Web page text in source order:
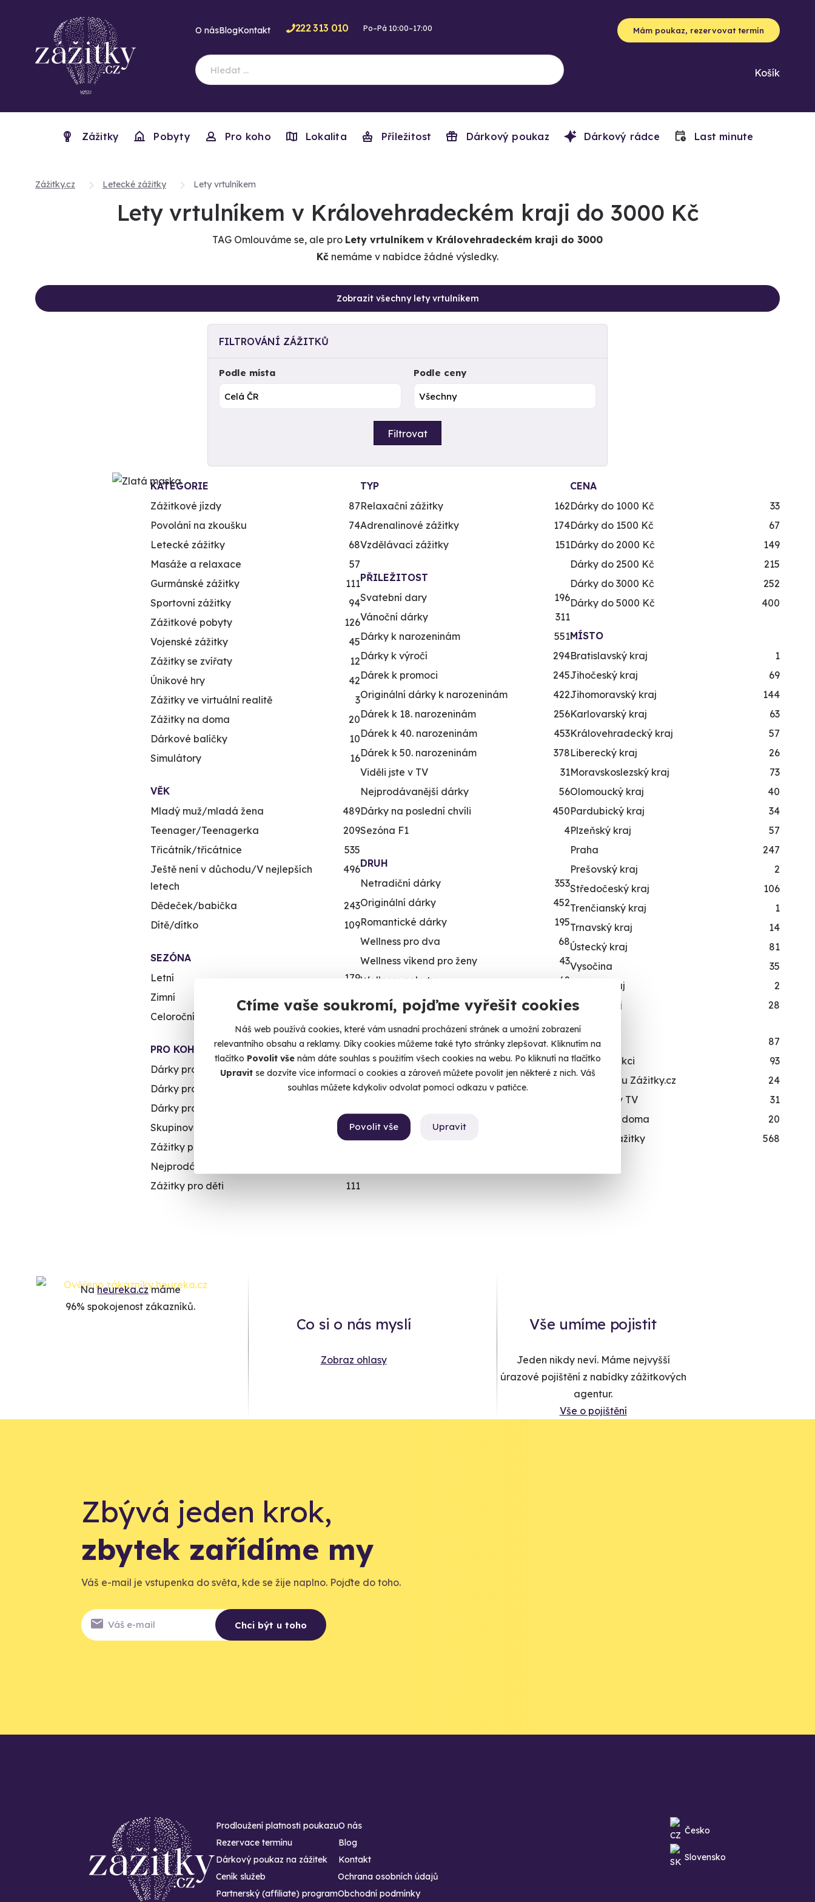
Ctíme vaše soukromí, pojďme vyřešit cookies
Náš web používá cookies, které vám usnadní procházení stránek a umožní zobrazení
relevantního obsahu a reklamy. Díky cookies můžeme také tyto stránky zlepšovat. Kliknutím na
tlačítko Povolit vše nám dáte souhlas s použitím všech cookies na webu. Po kliknutí na tlačítko
Upravitse dozvíte více informací o cookies a zároveň můžete povolit jen některé z nich. Váš
souhlas můžete kdykoliv odvolat pomocí odkazu v patičce.
Upravit
Povolit vše
O násBlogKontakt 222 313 010 Po–Pá 10:00–17:00 Mám poukaz, rezervovat termín
Košík
Zážitky Pobyty Pro koho Lokalita Příležitost Dárkový poukaz Dárkový rádce Last minute
Zážitky.cz Letecké zážitky Lety vrtulníkem
Lety vrtulníkem v Královehradeckém kraji do 3000 Kč
TAG Omlouváme se, ale pro Lety vrtulníkem v Královehradeckém kraji do 3000
Kč nemáme v nabídce žádné výsledky.
Zobrazit všechny lety vrtulníkem
FILTROVÁNÍ ZÁŽITKŮ
Podle místa Podle ceny
Filtrovat
KATEGORIE
Zážitkové jízdy
87
Povolání na zkoušku
74
Letecké zážitky
68
Masáže a relaxace
57
Gurmánské zážitky
111
Sportovní zážitky
94
Zážitkové pobyty
126
Vojenské zážitky
45
Zážitky se zvířaty
12
Únikové hry
42
Zážitky ve virtuální realitě
3
Zážitky na doma
20
Dárkové balíčky
10
Simulátory
16
VĚK
Mladý muž/mladá žena
489
Teenager/Teenagerka
209
Třicátník/třicátnice
535
Ještě není v důchodu/V nejlepších
letech
496
Dědeček/babička
243
Dítě/dítko
109
SEZÓNA
Letní
179
Zimní
14
Celoroční
PRO KOHO
Dárky pro muže
492
Dárky pro ženy
421
Dárky pro dva
Skupinové zážitky
443
Zážitky pro handicapované
Nejprodávanější dárky pro muže
Zážitky pro děti
111
TYP
Relaxační zážitky
162
Adrenalinové zážitky
174
Vzdělávací zážitky
151
PŘILEŽITOST
Svatební dary
196
Vánoční dárky
311
Dárky k narozeninám
551
Dárky k výročí
294
Dárek k promoci
245
Originální dárky k narozeninám
422
Dárek k 18. narozeninám
256
Dárek k 40. narozeninám
453
Dárek k 50. narozeninám
378
Viděli jste v TV
31
Nejprodávanější dárky
56
Dárky na poslední chvíli
450
Sezóna F1
4
DRUH
Netradiční dárky
353
Originální dárky
452
Romantické dárky
195
Wellness pro dva
68
Wellness víkend pro ženy
43
Wellness pobyty
62
Wellness víkend
54
Víkendové pobyty pro dva
89
Romantika pro dva
141
Romantické pobyty pro dva
104
Vlajkové zážitky
Vodní a ochlazující zážitky
CENA
Dárky do 1000 Kč
33
Dárky do 1500 Kč
67
Dárky do 2000 Kč
149
Dárky do 2500 Kč
215
Dárky do 3000 Kč
252
Dárky do 5000 Kč
400
MÍSTO
Bratislavský kraj
1
Jihočeský kraj
69
Jihomoravský kraj
144
Karlovarský kraj
63
Královehradecký kraj
57
Liberecký kraj
26
Moravskoslezský kraj
73
Olomoucký kraj
40
Pardubický kraj
34
Plzeňský kraj
57
Praha
247
Prešovský kraj
2
Středočeský kraj
106
Trenčianský kraj
1
Trnavský kraj
14
Ústecký kraj
81
Vysočina
35
Žilinský kraj
2
Zlínský kraj
28
Novinka
87
Zážitky v akci
93
Exkluzivně u Zážitky.cz
24
Viděli jste v TV
31
Zážitky na doma
20
Všechny zážitky
568
Naheureka.czmáme
96% spokojenost zákazníků.
Co si o nás myslí
Zobraz ohlasy
Vše umíme pojistit
Jeden nikdy neví. Máme nejvyšší
úrazové pojištění z nabídky zážitkových
agentur.
Vše o pojištění
Zbývá jeden krok,
zbytek zařídíme my
Váš e-mail je vstupenka do světa, kde se žije naplno. Pojďte do toho.
Chci být u toho
Prodloužení platnosti poukazu
Rezervace termínu
Dárkový poukaz na zážitek
O nás
Blog
Kontakt
Ceník služeb
Partnerský (affiliate) program
Ochrana osobních údajů
Obchodní podmínky
Česko
Slovensko